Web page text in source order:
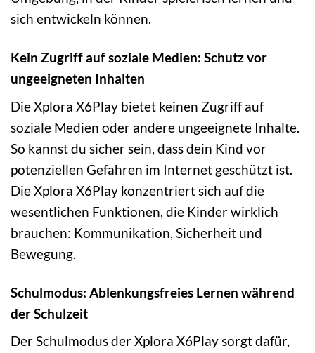
sich entwickeln können.
Kein Zugriff auf soziale Medien: Schutz vor
ungeeigneten Inhalten
Die Xplora X6Play bietet keinen Zugriff auf
soziale Medien oder andere ungeeignete Inhalte.
So kannst du sicher sein, dass dein Kind vor
potenziellen Gefahren im Internet geschützt ist.
Die Xplora X6Play konzentriert sich auf die
wesentlichen Funktionen, die Kinder wirklich
brauchen: Kommunikation, Sicherheit und
Bewegung.
Schulmodus: Ablenkungsfreies Lernen während
der Schulzeit
Der Schulmodus der Xplora X6Play sorgt dafür,